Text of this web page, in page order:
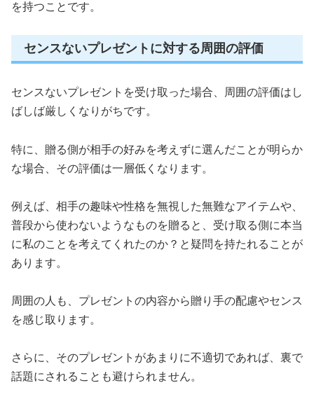
を持つことです。
センスないプレゼントに対する周囲の評価
センスないプレゼントを受け取った場合、周囲の評価はし
ばしば厳しくなりがちです。
特に、贈る側が相手の好みを考えずに選んだことが明らか
な場合、その評価は一層低くなります。
例えば、相手の趣味や性格を無視した無難なアイテムや、
普段から使わないようなものを贈ると、受け取る側に本当
に私のことを考えてくれたのか？と疑問を持たれることが
あります。
周囲の人も、プレゼントの内容から贈り手の配慮やセンス
を感じ取ります。
さらに、そのプレゼントがあまりに不適切であれば、裏で
話題にされることも避けられません。